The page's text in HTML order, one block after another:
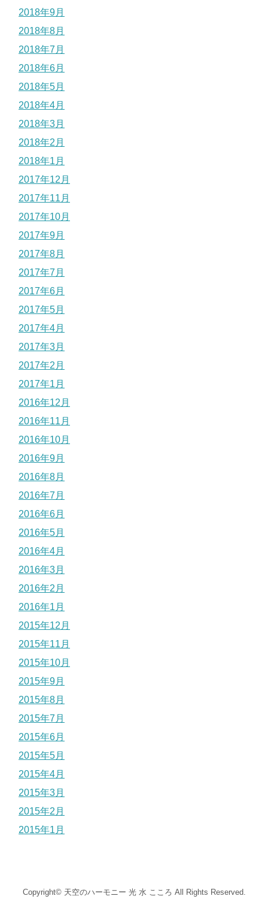
2018年9月
2018年8月
2018年7月
2018年6月
2018年5月
2018年4月
2018年3月
2018年2月
2018年1月
2017年12月
2017年11月
2017年10月
2017年9月
2017年8月
2017年7月
2017年6月
2017年5月
2017年4月
2017年3月
2017年2月
2017年1月
2016年12月
2016年11月
2016年10月
2016年9月
2016年8月
2016年7月
2016年6月
2016年5月
2016年4月
2016年3月
2016年2月
2016年1月
2015年12月
2015年11月
2015年10月
2015年9月
2015年8月
2015年7月
2015年6月
2015年5月
2015年4月
2015年3月
2015年2月
2015年1月
Copyright© 天空のハーモニー 光 水 こころ All Rights Reserved.